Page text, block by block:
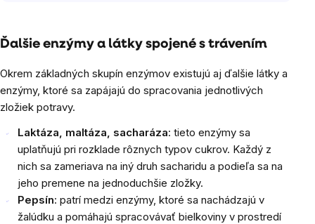
Ďalšie enzýmy a látky spojené s trávením
Okrem základných skupín enzýmov existujú aj ďalšie látky a
enzýmy, ktoré sa zapájajú do spracovania jednotlivých
zložiek potravy.
Laktáza, maltáza, sacharáza: tieto enzýmy sa
uplatňujú pri rozklade rôznych typov cukrov. Každý z
nich sa zameriava na iný druh sacharidu a podieľa sa na
jeho premene na jednoduchšie zložky.
Pepsín: patrí medzi enzýmy, ktoré sa nachádzajú v
žalúdku a pomáhajú spracovávať bielkoviny v prostredí